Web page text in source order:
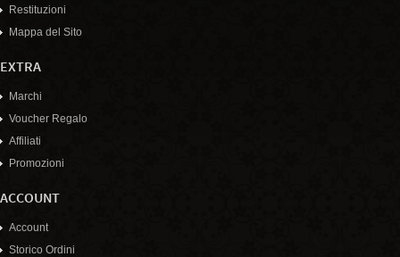
Restituzioni
Mappa del Sito
EXTRA
Marchi
Voucher Regalo
Affiliati
Promozioni
ACCOUNT
Account
Storico Ordini